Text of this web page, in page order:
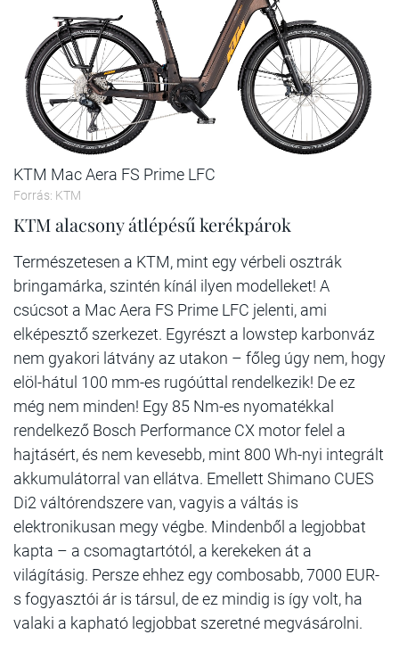
KTM Mac Aera FS Prime LFC
Forrás: KTM
KTM alacsony átlépésű kerékpárok
Természetesen a KTM, mint egy vérbeli osztrák
bringamárka, szintén kínál ilyen modelleket! A
csúcsot a Mac Aera FS Prime LFC jelenti, ami
elképesztő szerkezet. Egyrészt a lowstep karbonváz
nem gyakori látvány az utakon – főleg úgy nem, hogy
elöl-hátul 100 mm-es rugóúttal rendelkezik! De ez
még nem minden! Egy 85 Nm-es nyomatékkal
rendelkező Bosch Performance CX motor felel a
hajtásért, és nem kevesebb, mint 800 Wh-nyi integrált
akkumulátorral van ellátva. Emellett Shimano CUES
Di2 váltórendszere van, vagyis a váltás is
elektronikusan megy végbe. Mindenből a legjobbat
kapta – a csomagtartótól, a kerekeken át a
világításig. Persze ehhez egy combosabb, 7000 EUR-
s fogyasztói ár is társul, de ez mindig is így volt, ha
valaki a kapható legjobbat szeretné megvásárolni.